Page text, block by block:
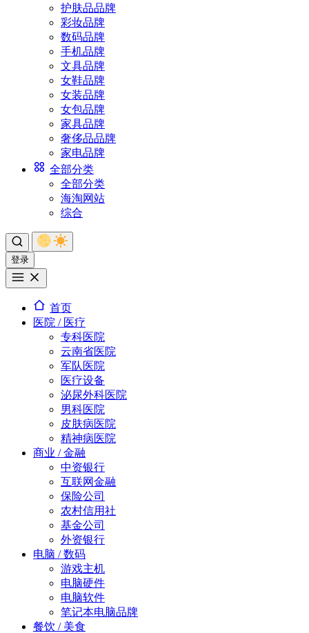
护肤品品牌
彩妆品牌
数码品牌
手机品牌
文具品牌
女鞋品牌
女装品牌
女包品牌
家具品牌
奢侈品品牌
家电品牌
全部分类
全部分类
海淘网站
综合
登录
首页
医院 / 医疗
专科医院
云南省医院
军队医院
医疗设备
泌尿外科医院
男科医院
皮肤病医院
精神病医院
商业 / 金融
中资银行
互联网金融
保险公司
农村信用社
基金公司
外资银行
电脑 / 数码
游戏主机
电脑硬件
电脑软件
笔记本电脑品牌
餐饮 / 美食